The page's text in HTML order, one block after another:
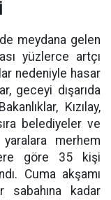
meydana gelen
yüzlerce artçı
nedeniyle hasar
geceyi dışarıda
Kızılay,
belediyeler ve
merhem
göre 35 kişi
Cuma akşamı
sabahına kadar